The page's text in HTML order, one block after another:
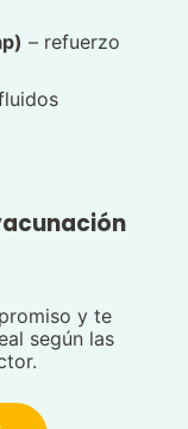
– refuerzo
y te
según las